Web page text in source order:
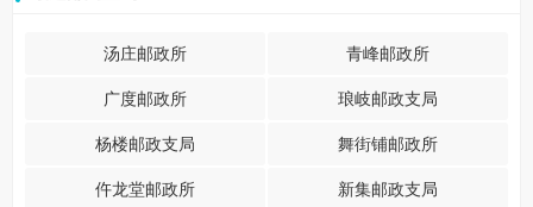
汤庄邮政所 青峰邮政所
广度邮政所 琅岐邮政支局
杨楼邮政支局 舞街铺邮政所
仵龙堂邮政所 新集邮政支局